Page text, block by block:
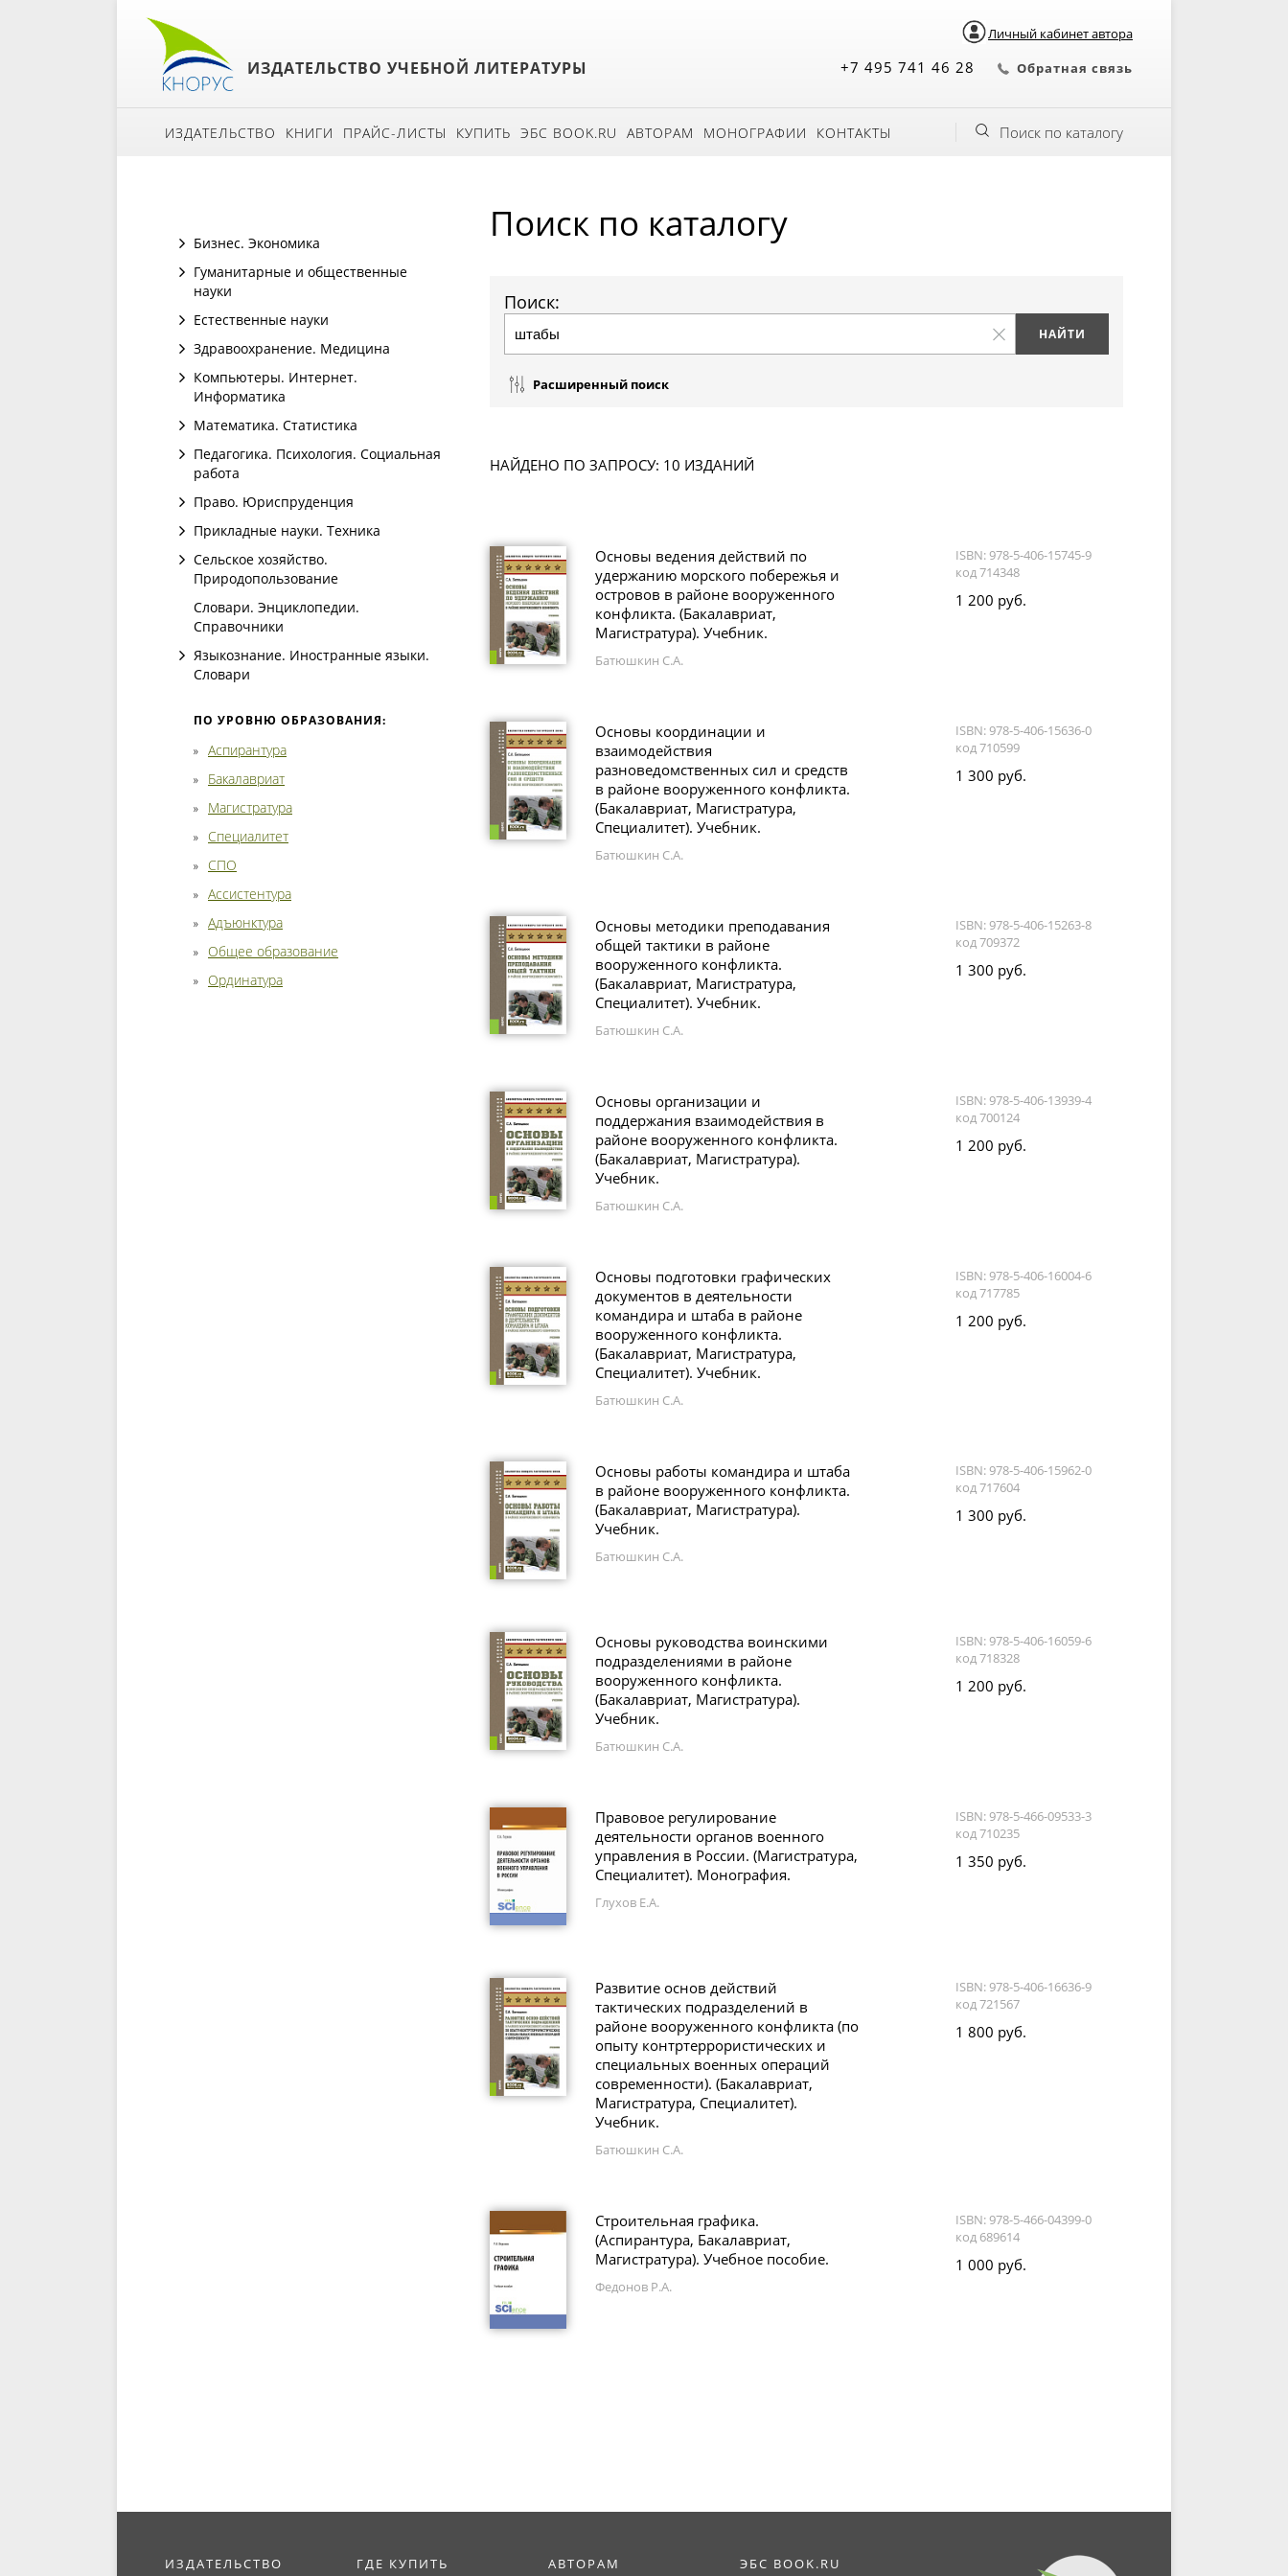
Личный кабинет автора
ИЗДАТЕЛЬСТВО УЧЕБНОЙ ЛИТЕРАТУРЫ +7 495 741 46 28 Обратная связь
ИЗДАТЕЛЬСТВО КНИГИ ПРАЙС-ЛИСТЫ КУПИТЬ ЭБС BOOK.RU АВТОРАМ МОНОГРАФИИ КОНТАКТЫ Поиск по каталогу
Бизнес. Экономика
Гуманитарные и общественные
науки
Естественные науки
Здравоохранение. Медицина
Компьютеры. Интернет.
Информатика
Математика. Статистика
Педагогика. Психология. Социальная
работа
Право. Юриспруденция
Прикладные науки. Техника
Сельское хозяйство.
Природопользование
Словари. Энциклопедии.
Справочники
Языкознание. Иностранные языки.
Словари
ПО УРОВНЮ ОБРАЗОВАНИЯ:
Аспирантура
Бакалавриат
Магистратура
Специалитет
СПО
Ассистентура
Адъюнктура
Общее образование
Ординатура
Поиск по каталогу
Поиск:
Расширенный поиск
НАЙДЕНО ПО ЗАПРОСУ: 10 ИЗДАНИЙ
Основы ведения действий по
удержанию морского побережья и
островов в районе вооруженного
конфликта. (Бакалавриат,
Магистратура). Учебник.
Батюшкин С.А.
ISBN: 978-5-406-15745-9
код 714348
1 200 руб.
Основы координации и
взаимодействия
разноведомственных сил и средств
в районе вооруженного конфликта.
(Бакалавриат, Магистратура,
Специалитет). Учебник.
Батюшкин С.А.
ISBN: 978-5-406-15636-0
код 710599
1 300 руб.
Основы методики преподавания
общей тактики в районе
вооруженного конфликта.
(Бакалавриат, Магистратура,
Специалитет). Учебник.
Батюшкин С.А.
ISBN: 978-5-406-15263-8
код 709372
1 300 руб.
Основы организации и
поддержания взаимодействия в
районе вооруженного конфликта.
(Бакалавриат, Магистратура).
Учебник.
Батюшкин С.А.
ISBN: 978-5-406-13939-4
код 700124
1 200 руб.
Основы подготовки графических
документов в деятельности
командира и штаба в районе
вооруженного конфликта.
(Бакалавриат, Магистратура,
Специалитет). Учебник.
Батюшкин С.А.
ISBN: 978-5-406-16004-6
код 717785
1 200 руб.
Основы работы командира и штаба
в районе вооруженного конфликта.
(Бакалавриат, Магистратура).
Учебник.
Батюшкин С.А.
ISBN: 978-5-406-15962-0
код 717604
1 300 руб.
Основы руководства воинскими
подразделениями в районе
вооруженного конфликта.
(Бакалавриат, Магистратура).
Учебник.
Батюшкин С.А.
ISBN: 978-5-406-16059-6
код 718328
1 200 руб.
Правовое регулирование
деятельности органов военного
управления в России. (Магистратура,
Специалитет). Монография.
Глухов Е.А.
ISBN: 978-5-466-09533-3
код 710235
1 350 руб.
Развитие основ действий
тактических подразделений в
районе вооруженного конфликта (по
опыту контртеррористических и
специальных военных операций
современности). (Бакалавриат,
Магистратура, Специалитет).
Учебник.
Батюшкин С.А.
ISBN: 978-5-406-16636-9
код 721567
1 800 руб.
Строительная графика.
(Аспирантура, Бакалавриат,
Магистратура). Учебное пособие.
Федонов Р.А.
ISBN: 978-5-466-04399-0
код 689614
1 000 руб.
ИЗДАТЕЛЬСТВО ГДЕ КУПИТЬ АВТОРАМ ЭБС BOOK.RU